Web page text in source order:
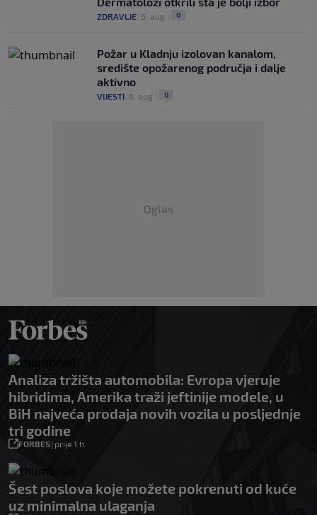
ZDRAVLJE 6. aug. 0
Požar u Kladnju izolovan kanalom,
središte opožarenog područja i dalje
aktivno
VIJESTI 6. aug. 0
Oglas
Analiza tržišta automobila: Evropa vjeruje
hibridima, Amerika traži jeftinije modele, u
BiH najveća prodaja novih vozila u posljednje
tri godine
FORBES| prije 1 h
Šest poslova koje možete pokrenuti od kuće
uz minimalna ulaganja